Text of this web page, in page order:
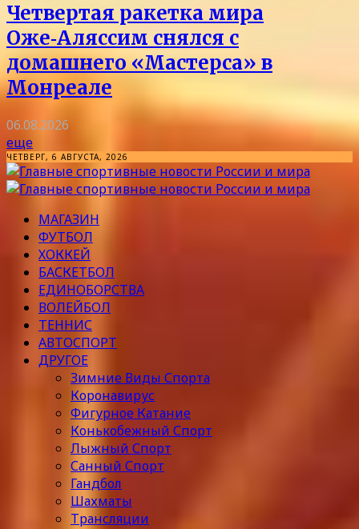
Четвертая ракетка мира
Оже‑Аляссим снялся с
домашнего «Мастерса» в
Монреале
06.08.2026
еще
ЧЕТВЕРГ, 6 АВГУСТА, 2026
МАГАЗИН
ФУТБОЛ
ХОККЕЙ
БАСКЕТБОЛ
ЕДИНОБОРСТВА
ВОЛЕЙБОЛ
ТЕННИС
АВТОСПОРТ
ДРУГОЕ
Зимние Виды Спорта
Коронавирус
Фигурное Катание
Конькобежный Спорт
Лыжный Спорт
Санный Спорт
Гандбол
Шахматы
Трансляции